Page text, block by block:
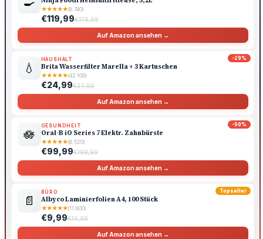
★★★★★(8.740)
€119,99€179,99
Auf Amazon ansehen →
-29%
💧
HAUSHALT
Brita Wasserfilter Marella + 3 Kartuschen
★★★★★(42.100)
€24,99€34,99
Auf Amazon ansehen →
-50%
🪷
GESUNDHEIT
Oral-B iO Series 7 Elektr. Zahnbürste
★★★★★(6.520)
€99,99€199,99
Auf Amazon ansehen →
Topseller
📄
BÜRO
Albyco Laminierfolien A4, 100 Stück
★★★★★(11.800)
€9,99€14,99
Auf Amazon ansehen →